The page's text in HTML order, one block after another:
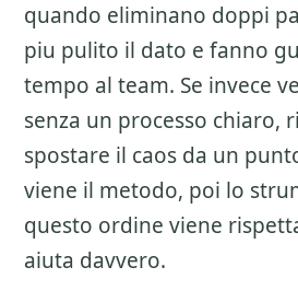
quando eliminano doppi
piu pulito il dato e fanno
tempo al team. Se invece
senza un processo chiaro,
spostare il caos da un
viene il metodo, poi lo
questo ordine viene
aiuta davvero.